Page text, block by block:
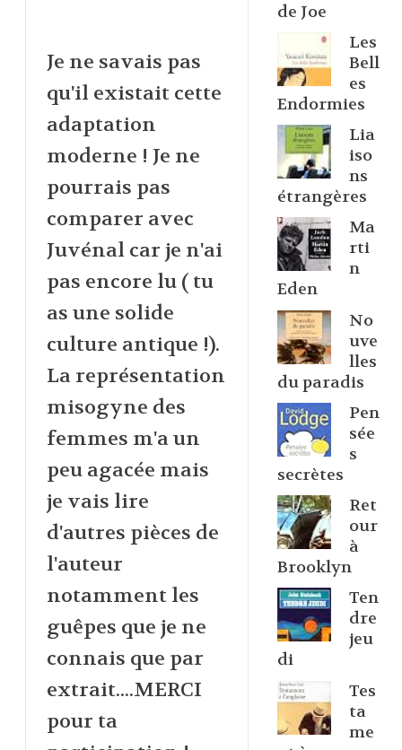
Je ne savais pas
qu'il existait cette
adaptation
moderne ! Je ne
pourrais pas
comparer avec
Juvénal car je n'ai
pas encore lu ( tu
as une solide
culture antique !).
La représentation
misogyne des
femmes m'a un
peu agacée mais
je vais lire
d'autres pièces de
l'auteur
notamment les
guêpes que je ne
connais que par
extrait....MERCI
pour ta
de Joe
Les
Bell
es
Endormies
Lia
iso
ns
étrangères
Ma
rti
n
Eden
No
uve
lles
du paradis
Pen
sée
s
secrètes
Ret
our
à
Brooklyn
Ten
dre
jeu
di
Tes
ta
me